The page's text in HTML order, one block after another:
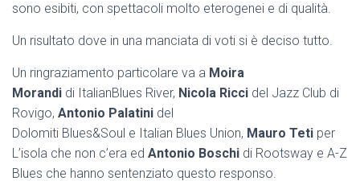
sono esibiti, con spettacoli molto eterogenei e di qualità.
Un risultato dove in una manciata di voti si è deciso tutto.
Un ringraziamento particolare va a Moira
Morandi di ItalianBlues River, Nicola Ricci del Jazz Club di
Rovigo, Antonio Palatini del
Dolomiti Blues&Soul e Italian Blues Union, Mauro Teti per
L’isola che non c’era ed Antonio Boschi di Rootsway e A-Z
Blues che hanno sentenziato questo responso.